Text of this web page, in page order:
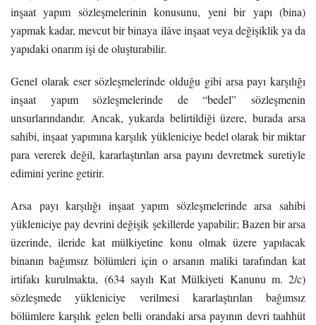
inşaat yapım sözleşmelerinin konusunu, yeni bir yapı (bina)
yapmak kadar, mevcut bir binaya ilâve inşaat veya değişiklik ya da
yapıdaki onarım işi de oluşturabilir.
Genel olarak eser sözleşmelerinde olduğu gibi arsa payı karşılığı
inşaat yapım sözleşmelerinde de “bedel” sözleşmenin
unsurlarındandır. Ancak, yukarda belirtildiği üzere, burada arsa
sahibi, inşaat yapımına karşılık yükleniciye bedel olarak bir miktar
para vererek değil, kararlaştırılan arsa payını devretmek suretiyle
edimini yerine getirir.
Arsa payı karşılığı inşaat yapım sözleşmelerinde arsa sahibi
yükleniciye pay devrini değişik şekillerde yapabilir; Bazen bir arsa
üzerinde, ileride kat mülkiyetine konu olmak üzere yapılacak
binanın bağımsız bölümleri için o arsanın maliki tarafından kat
irtifakı kurulmakta, (634 sayılı Kat Mülkiyeti Kanunu m. 2/c)
sözleşmede yükleniciye verilmesi kararlaştırılan bağımsız
bölümlere karşılık gelen belli orandaki arsa payının devri taahhüt